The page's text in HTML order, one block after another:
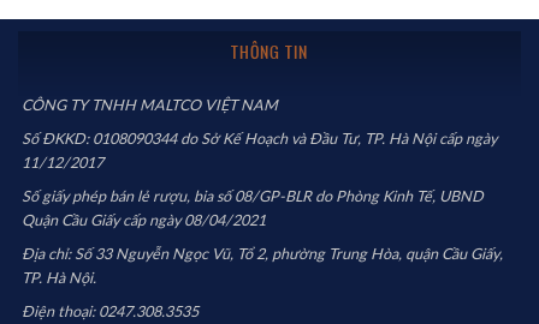
THÔNG TIN
CÔNG TY TNHH MALTCO VIỆT NAM
Số ĐKKD: 0108090344 do Sở Kế Hoạch và Đầu Tư, TP. Hà Nội cấp ngày
11/12/2017
Số giấy phép bán lẻ rượu, bia số 08/GP-BLR do Phòng Kinh Tế, UBND
Quận Cầu Giấy cấp ngày 08/04/2021
Địa chỉ: Số 33 Nguyễn Ngọc Vũ, Tổ 2, phường Trung Hòa, quận Cầu Giấy,
TP. Hà Nội.
Điện thoại: 0247.308.3535